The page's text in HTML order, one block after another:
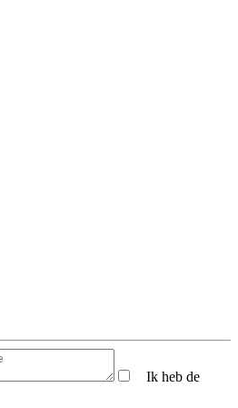
Ik heb de